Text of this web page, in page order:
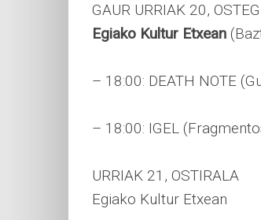
GAUR URRIAK 20,
Egiako Kultur Etxean
– 18:00: DEATH NOTE
– 18:00: IGEL
URRIAK 21, OSTIRALA
Egiako Kultur Etxean